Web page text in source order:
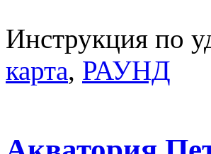
Инструкция по
карта, РАУНД